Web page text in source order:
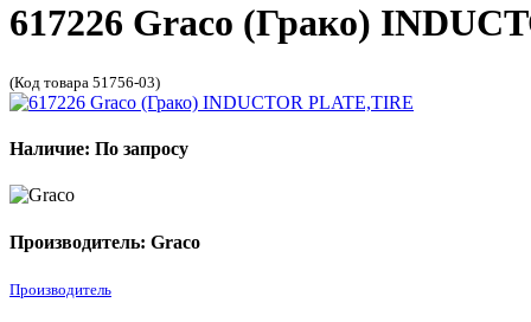
617226 Graco (Грако)
(Код товара 51756-03)
Наличие: По запросу
Производитель: Graco
Производитель